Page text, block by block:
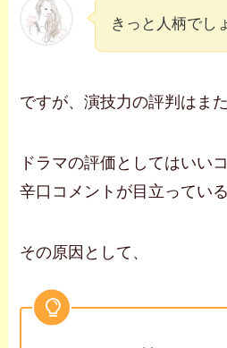
きっと人柄でし
ですが、演技力の評判はま
ドラマの評価としてはいい
辛口コメントが目立ってい
その原因として、